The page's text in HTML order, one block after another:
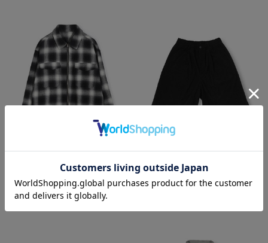
オンブレーチェックシャツブルゾン
¥10,450 50%OFF
サマーコーデュロイワイドハーフパン